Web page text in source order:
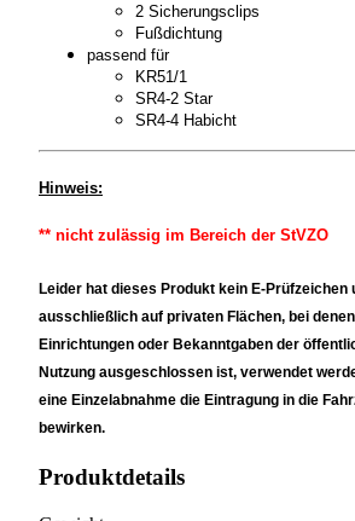
2 Sicherungsclips
Fußdichtung
passend für
KR51/1
SR4-2 Star
SR4-4 Habicht
Hinweis:
** nicht zulässig im Bereich der StVZO
Leider hat dieses Produkt kein E-Prüfzeichen
ausschließlich auf privaten Flächen, bei
Einrichtungen oder Bekanntgaben der
Nutzung ausgeschlossen ist, verwendet
eine Einzelabnahme die Eintragung in die
bewirken.
Produktdetails